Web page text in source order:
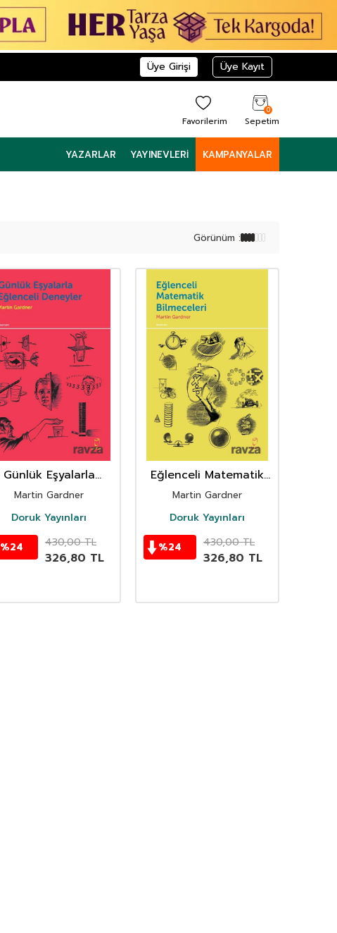
Üye Girişi Üye Kayıt
Favorilerim
0
Sepetim
YAZARLAR YAYINEVLERI KAMPANYALAR
Görünüm :
Günlük Eşyalarla
Eğlenceli Deneyler
Martin Gardner
Doruk Yayınları
%24 430,00TL
326,80 TL
Eğlenceli Matematik
Bilmeceleri
Martin Gardner
Doruk Yayınları
%24 430,00TL
326,80 TL